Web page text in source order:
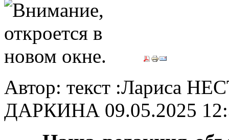
Автор: текст :Лариса
ДАРКИНА 09.05.2025